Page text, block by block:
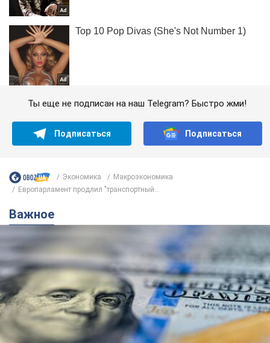
Ты еще не подписан на наш Telegram? Быстро жми!
Подписаться Подписаться
Экономика
Mакроэкономика
Европарламент продлил "транспортный...
Важное